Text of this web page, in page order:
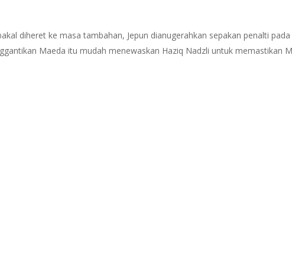
diheret ke masa tambahan, Jepun dianugerahkan sepakan penalti
Maeda itu mudah menewaskan Haziq Nadzli untuk memastikan